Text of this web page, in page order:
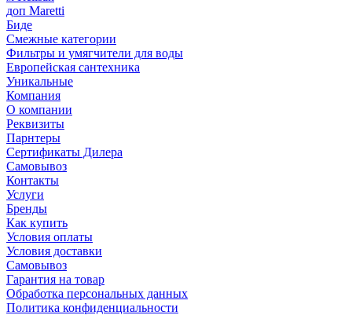
доп Maretti
Биде
Смежные категории
Фильтры и умягчители для воды
Европейская сантехника
Уникальные
Компания
О компании
Реквизиты
Парнтеры
Сертификаты Дилера
Самовывоз
Контакты
Услуги
Бренды
Как купить
Условия оплаты
Условия доставки
Самовывоз
Гарантия на товар
Обработка персональных данных
Политика конфиденциальности